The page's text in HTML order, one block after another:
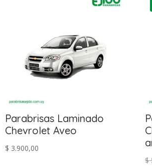
Parabrisas Laminado
Chevrolet Aveo
$ 3.900,00
$